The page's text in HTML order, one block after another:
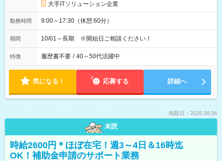
大手ITソリューション企業
勤務時間 9:00～17:30（休憩:60分）
期間 10/01～長期 ※開始日ご相談ください！
特徴 履歴書不要 / 40～50代活躍中
気になる！ 応募する 詳細へ
掲載日：2026.08.06
未読
時給2600円＊ほぼ在宅！週3～4日＆16時迄
OK！補助金申請のサポート業務